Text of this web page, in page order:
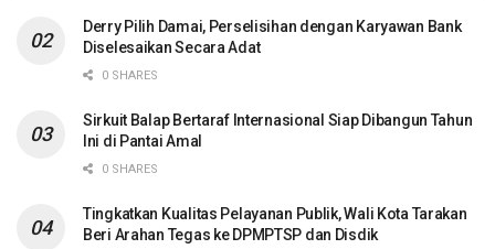
Derry Pilih Damai, Perselisihan dengan Karyawan Bank
Diselesaikan Secara Adat
0 SHARES
Sirkuit Balap Bertaraf Internasional Siap Dibangun Tahun
Ini di Pantai Amal
0 SHARES
Tingkatkan Kualitas Pelayanan Publik, Wali Kota Tarakan
Beri Arahan Tegas ke DPMPTSP dan Disdik